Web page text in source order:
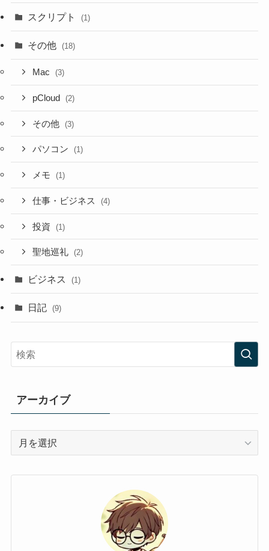
スクリプト (1)
その他 (18)
Mac (3)
pCloud (2)
その他 (3)
パソコン (1)
メモ (1)
仕事・ビジネス (4)
投資 (1)
聖地巡礼 (2)
ビジネス (1)
日記 (9)
アーカイブ